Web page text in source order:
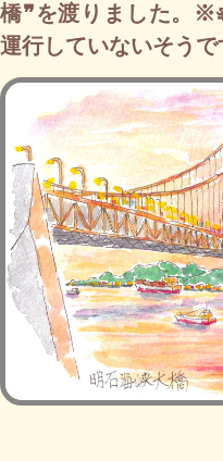
橋❞を渡りました。
運行していないそう